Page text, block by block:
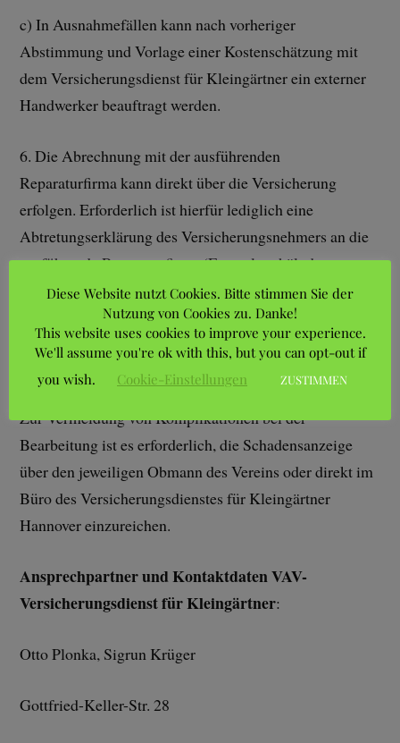
c) In Ausnahmefällen kann nach vorheriger
Abstimmung und Vorlage einer Kostenschätzung mit
dem Versicherungsdienst für Kleingärtner ein externer
Handwerker beauftragt werden.
6. Die Abrechnung mit der ausführenden
Reparaturfirma kann direkt über die Versicherung
erfolgen. Erforderlich ist hierfür lediglich eine
Abtretungserklärung des Versicherungsnehmers an die
ausführende Reparaturfirma (Formulare hält der
Handwerker vor).
7. Für Entschädigungszahlungen bitte Ihre IBAN-
Nummer eintragen.
Zur Vermeidung von Komplikationen bei der
Bearbeitung ist es erforderlich, die Schadensanzeige
über den jeweiligen Obmann des Vereins oder direkt im
Büro des Versicherungsdienstes für Kleingärtner
Hannover einzureichen.
Ansprechpartner und Kontaktdaten VAV-
Versicherungsdienst für Kleingärtner:
Otto Plonka, Sigrun Krüger
Gottfried-Keller-Str. 28
Diese Website nutzt Cookies. Bitte stimmen Sie der
Nutzung von Cookies zu. Danke!
This website uses cookies to improve your experience.
We'll assume you're ok with this, but you can opt-out if
you wish.
Cookie-Einstellungen ZUSTIMMEN